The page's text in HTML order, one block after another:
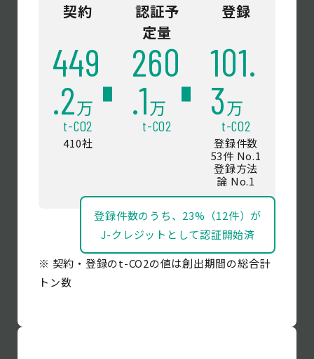
契約
449
.2万
t-CO2
410社
認証予
定量
260
.1万
t-CO2
登録
101.
3万
t-CO2
登録件数
53件 No.1
登録方法
論 No.1
登録件数のうち、23%（12件）が
J-クレジットとして認証開始済
※ 契約・登録のt-CO2の値は創出期間の総合計
トン数